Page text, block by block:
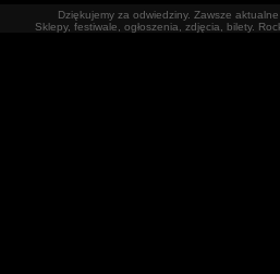
Dziękujemy za odwiedziny. Zawsze
Sklepy, festiwale, ogłoszenia, zdjęcia, bilety.